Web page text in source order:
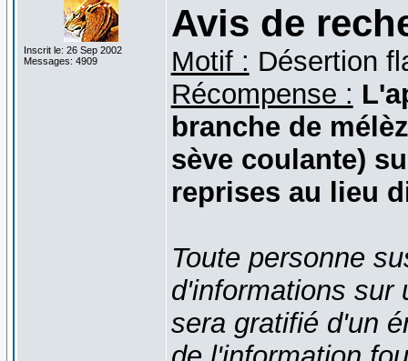
Inscrit le: 26 Sep 2002
Messages: 4909
Avis de
Motif : Désertion
Récompense :
branche de
sève coulante)
reprises au lieu
Toute personne
d'informations sur
sera gratifié d'un